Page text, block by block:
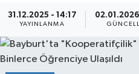
31.12.2025 - 14:17
YAYINLANMA